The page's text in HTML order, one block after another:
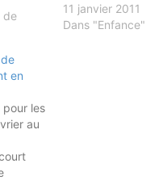
juive
sports
de
11 janvier 2011
Dans "Enfance"
en
pour les
au